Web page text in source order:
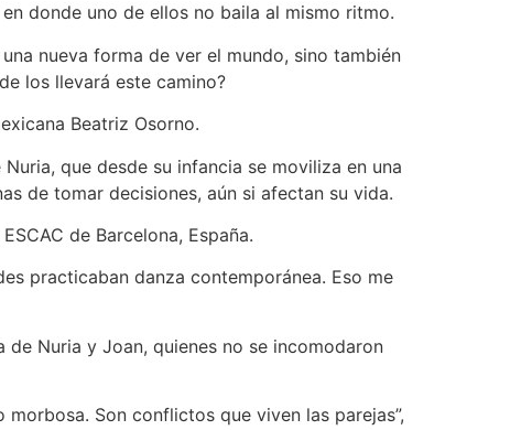
donde uno de ellos no baila al mismo ritmo.
nueva forma de ver el mundo, sino también
los llevará este camino?
Beatriz Osorno.
que desde su infancia se moviliza en una
de tomar decisiones, aún si afectan su vida.
de Barcelona, España.
practicaban danza contemporánea. Eso me
Nuria y Joan, quienes no se incomodaron
Son conflictos que viven las parejas”,